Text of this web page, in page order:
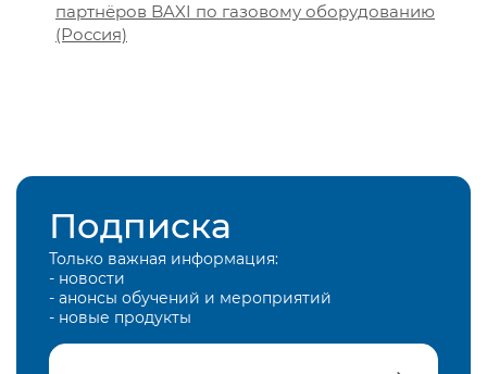
партнёров BAXI по газовому оборудованию
(Россия)
Подписка
Только важная информация:
- новости
- анонсы обучений и мероприятий
- новые продукты